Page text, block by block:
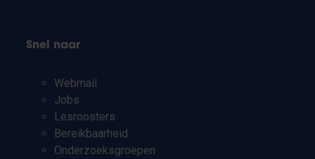
Snel naar
Webmail
Jobs
Lesroosters
Bereikbaarheid
Onderzoeksgroepen